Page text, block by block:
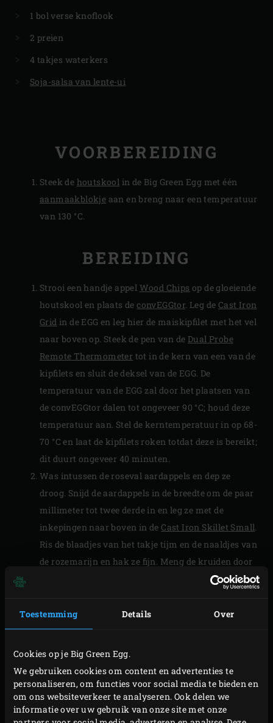
Toestemming Details Over
Cookies op je Big Green Egg.
We gebruiken cookies om content en advertenties te
personaliseren, om functies voor social media te bieden en
om ons websiteverkeer te analyseren. Ook delen we
informatie over uw gebruik van onze site met onze
1 bol verse knoflook
2 preien
4 takjes waterkers
Soja-salsa van lente-ui
VOORBEREIDING
Steek de houtskool in de Big Green Egg met één
aanmaakblokje aan en breng naar een temperatuur
van 130 °C.
BEREIDING
Strooi een handje appel Wood Chips op de gloeiende
houtskool en plaats deconvEGGtor. Leg de Cast Iron
Grid in de EGG en leg hier de maiskipfilet met het vel
naar boven op. Steek de pen van de Dual Probe
Remote Thermometer tot in de kern van een van de
kipfilets en sluit de deksel van de EGG. De
temperatuur van de EGG zal door het plaatsen van
de convEGGtor dalen tot ongeveer 90 °C; houd deze
temperatuur aan. Stel de kerntemperatuur in op 68-
70 °C en laat de kipfilets roken totdat deze is bereikt;
dit duurt ongeveer 40 minuten.
Was intussen de roseval aardappels en dep ze
droog. Snijd de aardappels in de breedte om de paar
millimeter tot twee derde in en leg ze met de
inkepingen naar boven in deCast Iron Skillet Small.
Ris de blaadjes van het takje tijm en de naaldjes van
de rozemarijn en hak ze fijn. Meng de kruiden door
de olijfolie en bestrijk de aardappels met de
en leg deze bij de aardappels.
Haal de kipfilets uit de EGG als de ingestelde
sluit de deksel van de EGG en breng de temperatuur
naar 190 °C. Rooster de aardappels in ongeveer 40
minuten gaar.